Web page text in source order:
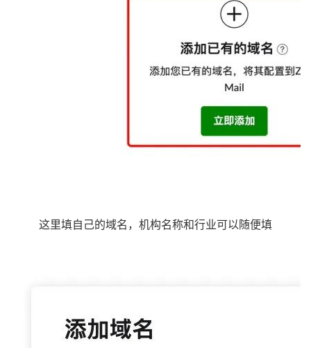
这里填自己的域名，机构名称和行业可以随便填